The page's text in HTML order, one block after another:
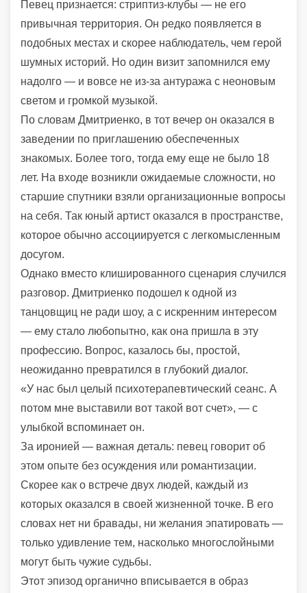
Певец признается: стриптиз-клубы — не его
привычная территория. Он редко появляется в
подобных местах и скорее наблюдатель, чем герой
шумных историй. Но один визит запомнился ему
надолго — и вовсе не из-за антуража с неоновым
светом и громкой музыкой.
По словам Дмитриенко, в тот вечер он оказался в
заведении по приглашению обеспеченных
знакомых. Более того, тогда ему еще не было 18
лет. На входе возникли ожидаемые сложности, но
старшие спутники взяли организационные вопросы
на себя. Так юный артист оказался в пространстве,
которое обычно ассоциируется с легкомысленным
досугом.
Однако вместо клишированного сценария случился
разговор. Дмитриенко подошел к одной из
танцовщиц не ради шоу, а с искренним интересом
— ему стало любопытно, как она пришла в эту
профессию. Вопрос, казалось бы, простой,
неожиданно превратился в глубокий диалог.
«У нас был целый психотерапевтический сеанс. А
потом мне выставили вот такой вот счет», — с
улыбкой вспоминает он.
За иронией — важная деталь: певец говорит об
этом опыте без осуждения или романтизации.
Скорее как о встрече двух людей, каждый из
которых оказался в своей жизненной точке. В его
словах нет ни бравады, ни желания эпатировать —
только удивление тем, насколько многослойными
могут быть чужие судьбы.
Этот эпизод органично вписывается в образ